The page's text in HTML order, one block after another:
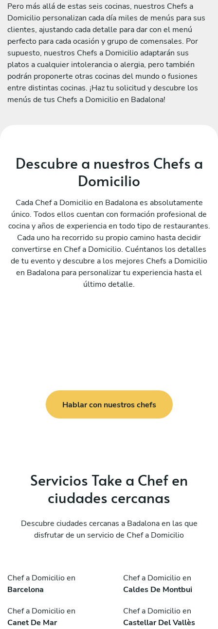
Pero más allá de estas seis cocinas, nuestros Chefs a
Domicilio personalizan cada día miles de menús para sus
clientes, ajustando cada detalle para dar con el menú
perfecto para cada ocasión y grupo de comensales. Por
supuesto, nuestros Chefs a Domicilio adaptarán sus
platos a cualquier intolerancia o alergia, pero también
podrán proponerte otras cocinas del mundo o fusiones
entre distintas cocinas. ¡Haz tu solicitud y descubre los
menús de tus Chefs a Domicilio en Badalona!
Descubre a nuestros Chefs a
Domicilio
Cada Chef a Domicilio en Badalona es absolutamente
único. Todos ellos cuentan con formación profesional de
cocina y años de experiencia en todo tipo de restaurantes.
Cada uno ha recorrido su propio camino hasta decidir
convertirse en Chef a Domicilio. Cuéntanos los detalles
de tu evento y descubre a los mejores Chefs a Domicilio
en Badalona para personalizar tu experiencia hasta el
último detalle.
Hablar con nuestros chefs
Servicios Take a Chef en
ciudades cercanas
Descubre ciudades cercanas a Badalona en las que
disfrutar de un servicio de Chef a Domicilio
Chef a Domicilio en
Barcelona
Chef a Domicilio en
Caldes De Montbui
Chef a Domicilio en
Canet De Mar
Chef a Domicilio en
Castellar Del Vallès